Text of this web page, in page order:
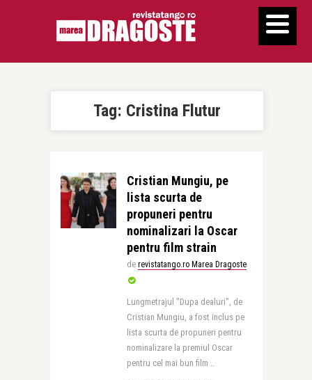
Tag: Cristina Flutur
Cristian Mungiu, pe
lista scurta de
propuneri pentru
nominalizari la Oscar
pentru film strain
de revistatango.ro Marea Dragoste
Lungmetrajul "Dupa dealuri", de
Cristian Mungiu, a fost inclus pe
lista scurta de propuneri pentru
nominalizare la premiul Oscar
pentru cel mai bun film ..